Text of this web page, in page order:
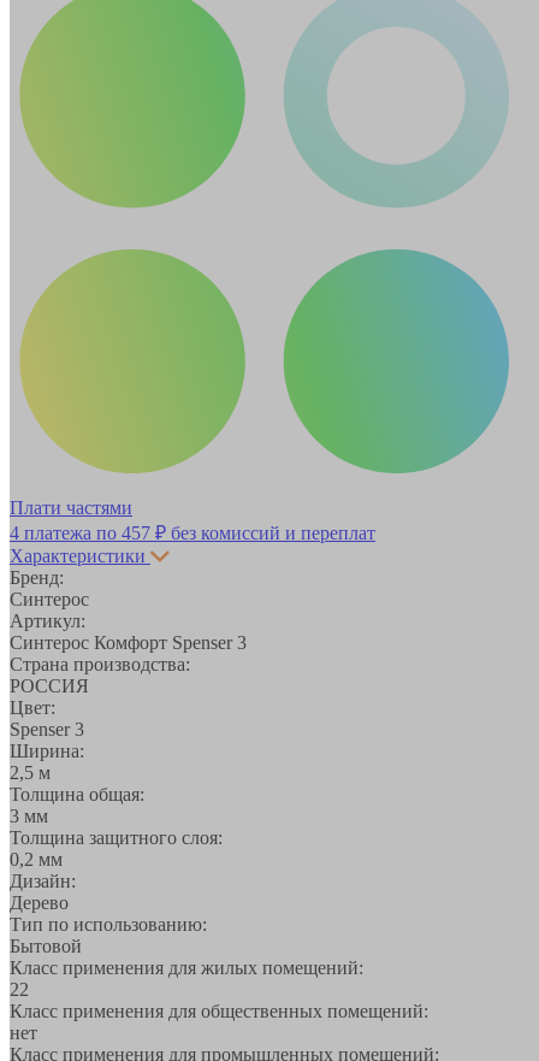
Плати частями
4 платежа по 457 ₽ без комиссий и переплат
Характеристики
Бренд:
Синтерос
Артикул:
Синтерос Комфорт Spenser 3
Страна производства:
РОССИЯ
Цвет:
Spenser 3
Ширина:
2,5 м
Толщина общая:
3 мм
Толщина защитного слоя:
0,2 мм
Дизайн:
Дерево
Тип по использованию:
Бытовой
Класс применения для жилых помещений:
22
Класс применения для общественных помещений:
нет
Класс применения для промышленных помещений: